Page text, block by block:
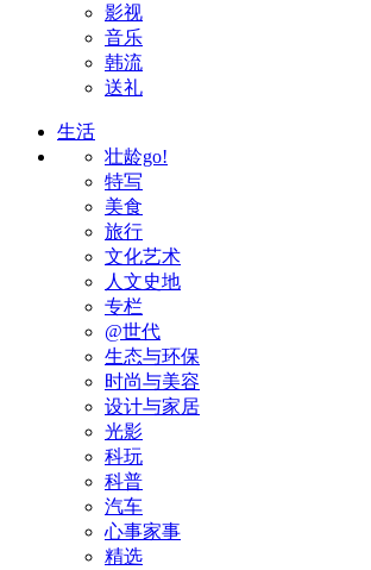
影视
音乐
韩流
送礼
生活
壮龄go!
特写
美食
旅行
文化艺术
人文史地
专栏
@世代
生态与环保
时尚与美容
设计与家居
光影
科玩
科普
汽车
心事家事
精选